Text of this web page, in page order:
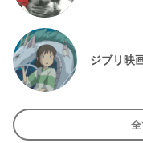
ジブリ映